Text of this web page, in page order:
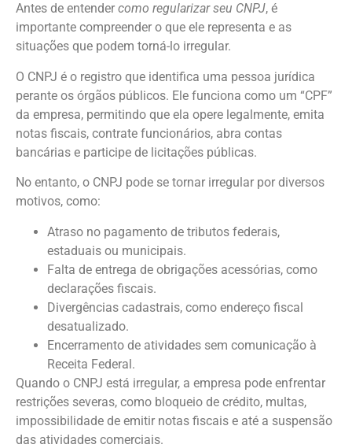
Antes de entender como regularizar seu CNPJ, é
importante compreender o que ele representa e as
situações que podem torná-lo irregular.
O CNPJ é o registro que identifica uma pessoa jurídica
perante os órgãos públicos. Ele funciona como um “CPF”
da empresa, permitindo que ela opere legalmente, emita
notas fiscais, contrate funcionários, abra contas
bancárias e participe de licitações públicas.
No entanto, o CNPJ pode se tornar irregular por diversos
motivos, como:
Atraso no pagamento de tributos federais,
estaduais ou municipais.
Falta de entrega de obrigações acessórias, como
declarações fiscais.
Divergências cadastrais, como endereço fiscal
desatualizado.
Encerramento de atividades sem comunicação à
Receita Federal.
Quando o CNPJ está irregular, a empresa pode enfrentar
restrições severas, como bloqueio de crédito, multas,
impossibilidade de emitir notas fiscais e até a suspensão
das atividades comerciais.